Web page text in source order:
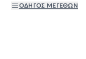
ΟΔΗΓΌΣ ΜΕΓΕΘΏΝ